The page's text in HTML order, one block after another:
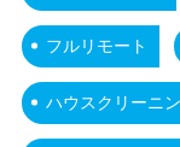
フルリモート
ハウスクリーニ